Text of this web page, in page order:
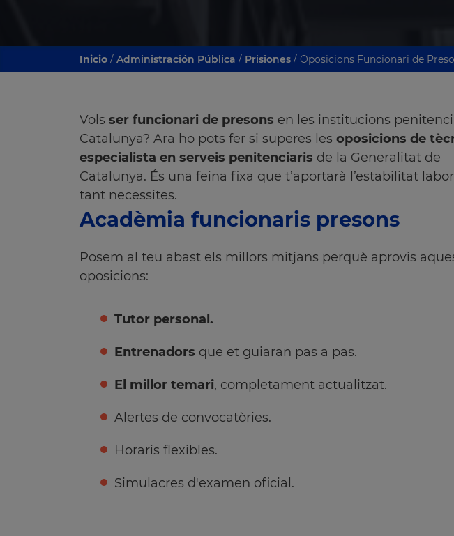
Inicio / Administración Pública / Prisiones / Oposicions Funcionari de
Vols ser funcionari de presons en les institucions
Catalunya? Ara ho pots fer si superes les oposicions de
especialista en serveis penitenciaris de la Generalitat de
Catalunya. És una feina fixa que t’aportarà l’estabilitat
tant necessites.
Acadèmia funcionaris presons
Posem al teu abast els millors mitjans perquè aprovis
oposicions:
Tutor personal.
Entrenadors que et guiaran pas a pas.
El millor temari, completament actualitzat.
Alertes de convocatòries.
Horaris flexibles.
Simulacres d'examen oficial.